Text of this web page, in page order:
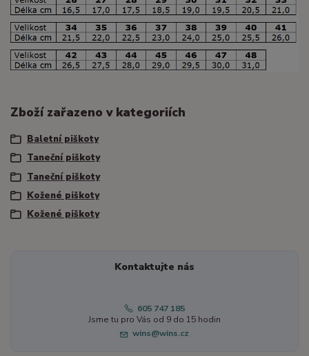
Zboží zařazeno v kategoriích
Baletní piškoty
Taneční piškoty
Taneční piškoty
Kožené piškoty
Kožené piškoty
Kontaktujte nás
605 747 185
Jsme tu pro Vás od 9 do 15 hodin
wins@wins.cz